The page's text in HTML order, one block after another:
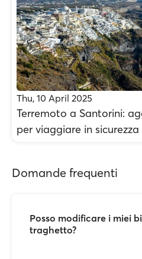
Thu, 10 April 2025
Terremoto a Santorini:
per viaggiare in sicurezza
Domande frequenti
Posso modificare i miei
traghetto?